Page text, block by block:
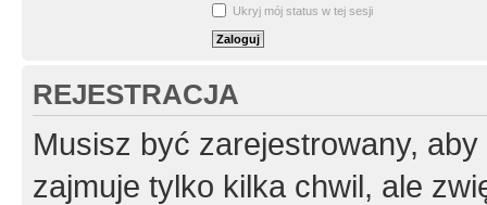
Ukryj mój status w tej sesji
REJESTRACJA
Musisz być zarejestrowany,
zajmuje tylko kilka chwil, ale